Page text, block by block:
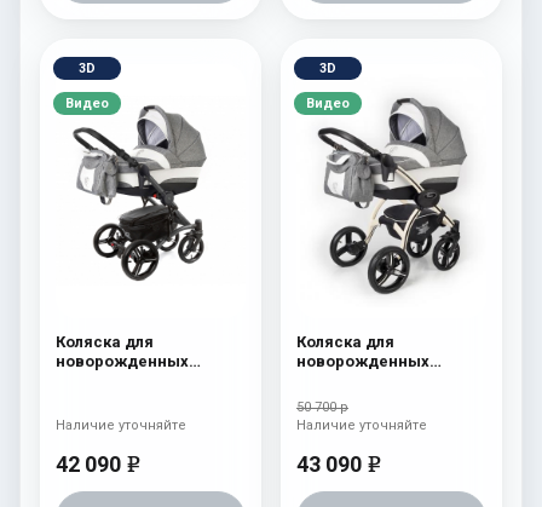
3D
Видео
Коляска для
новорожденных
42 090 e
Наличие уточняйте
3D
Видео
Коляска для
новорожденных
Beige) Denim
50 700 р
43 090 e
Наличие уточняйте